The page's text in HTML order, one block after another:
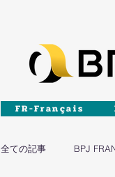
FR-Français
全ての記事 BPJ